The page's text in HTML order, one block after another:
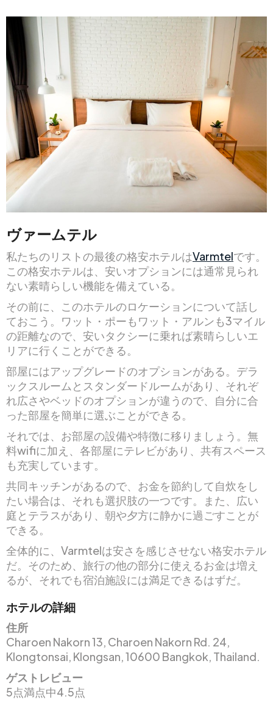
ヴァームテル
私たちのリストの最後の格安ホテルはVarmtelです。
この格安ホテルは、安いオプションには通常見られ
ない素晴らしい機能を備えている。
その前に、このホテルのロケーションについて話し
ておこう。ワット・ポーもワット・アルンも3マイル
の距離なので、安いタクシーに乗れば素晴らしいエ
リアに行くことができる。
部屋にはアップグレードのオプションがある。デラ
ックスルームとスタンダードルームがあり、それぞ
れ広さやベッドのオプションが違うので、自分に合
った部屋を簡単に選ぶことができる。
それでは、お部屋の設備や特徴に移りましょう。無
料wifiに加え、各部屋にテレビがあり、共有スペース
も充実しています。
共同キッチンがあるので、お金を節約して自炊をし
たい場合は、それも選択肢の一つです。また、広い
庭とテラスがあり、朝や夕方に静かに過ごすことが
できる。
全体的に、Varmtelは安さを感じさせない格安ホテル
だ。そのため、旅行の他の部分に使えるお金は増え
るが、それでも宿泊施設には満足できるはずだ。
ホテルの詳細
住所
Charoen Nakorn 13, Charoen Nakorn Rd. 24,
Klongtonsai, Klongsan, 10600 Bangkok, Thailand.
ゲストレビュー
5点満点中4.5点